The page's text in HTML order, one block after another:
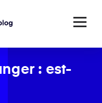
: est-